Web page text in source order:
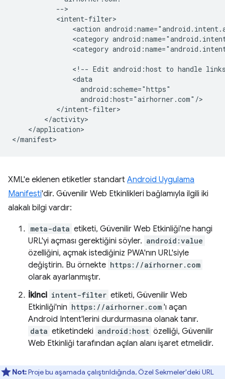
<action
<category
<category
<!-- Edit android:host to handle
</application>
XML'e eklenen etiketler standart Android Uygulama
Manifesti'dir. Güvenilir Web Etkinlikleri bağlamıyla ilgili iki
alakalı bilgi vardır:
meta-data etiketi, Güvenilir Web Etkinliği'ne hangi
URL'yi açması gerektiğini söyler. android:value
özelliğini, açmak istediğiniz PWA'nın URL'siyle
değiştirin. Bu örnekte https://airhorner.com
olarak ayarlanmıştır.
İkinci intent-filter etiketi, Güvenilir Web
Etkinliği'nin https://airhorner.com 'ı açan
Android Intent'lerini durdurmasına olanak tanır.
data etiketindeki android:host özelliği, Güvenilir
Web Etkinliği tarafından açılan alanı işaret etmelidir.
Not:Proje bu aşamada çalıştırıldığında, Özel Sekmeler'deki URL